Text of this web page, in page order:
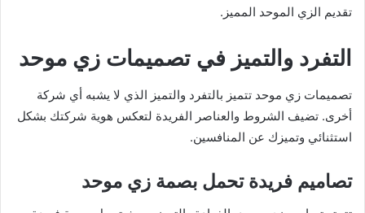
تقديم الزي الموحد المميز.
التفرد والتميز في تصميمات زي موحد
تصميمات زي موحد تتميز بالتفرد والتميز الذي لا يشبه أي شركة
أخرى. تضيف الشروط والعناصر الفريدة لتعكس هوية شركتك بشكل
استثنائي وتميزك عن المنافسين.
تصاميم فريدة تحمل بصمة زي موحد